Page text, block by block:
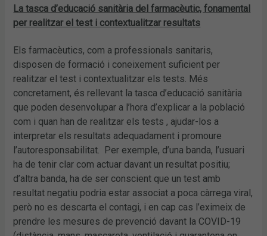
La tasca d’educació sanitària del farmacèutic, fonamental
per realitzar el test i contextualitzar resultats
Els farmacèutics, com a professionals sanitaris,
disposen de formació i coneixement suficient per
realitzar el test i contextualitzar els tests. Més
concretament, és rellevant la tasca d’educació sanitària
que poden desenvolupar a l’hora d’explicar a la població
com i quan han de realitzar els tests , ajudar-los a
interpretar els resultats adequadament i promoure
l’autoresponsabilitat. Per exemple, d’una banda, l’usuari
ha de tenir clar com actuar davant un resultat positiu;
d’altra banda, ha de ser conscient que un test amb
resultat negatiu podria estar associat a poca càrrega viral,
però no es descarta el contagi, i en cap cas l’eximeix de
prendre les mesures de prevenció davant la COVID-19